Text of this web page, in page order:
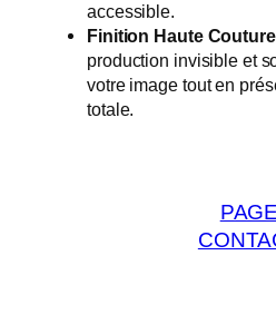
accessible.
Finition Haute
production invisible et
votre image tout en
totale.
PAGE